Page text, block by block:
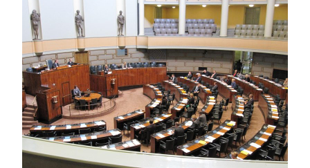
MAJORITATEA
ABSOLUTĂ
ȘI
CÂND
ESTE
NECESARĂ